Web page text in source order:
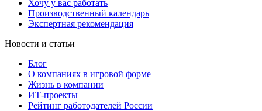
Хочу у вас работать
Производственный календарь
Экспертная рекомендация
Новости и статьи
Блог
О компаниях в игровой форме
Жизнь в компании
ИТ-проекты
Рейтинг работодателей России